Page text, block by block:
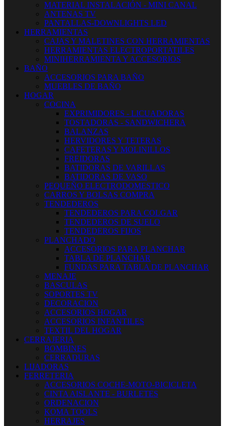
MATERIAL INSTALACIÓN - MINI CANAL
ANTENAS TV
PANTALLAS-DOWNLIGHTS LED
HERRAMIENTAS
CAJAS Y MALETINES CON HERRAMIENTAS
HERRAMIENTAS ELECTROPORTATILES
MINIHERRAMIENTA Y ACCESORIOS
BAÑO
ACCESORIOS PARA BAÑO
MUEBLES DE BAÑO
HOGAR
COCINA
EXPRIMIDORES - LICUADORAS
TOSTADORAS - SANDWICHERA
BALANZAS
HERVIDORES Y TETERAS
CAFETERAS Y MOLINILLOS
FREIDORAS
BATIDORAS DE VARILLAS
BATIDORAS DE VASO
PEQUEÑO ELECTRODOMESTICO
CARROS Y BOLSAS COMPRA
TENDEDEROS
TENDEDEROS PARA COLGAR
TENDEDEROS DE SUELO
TENDEDEROS FIJOS
PLANCHADO
ACCESORIOS PARA PLANCHAR
TABLA DE PLANCHAR
FUNDAS PARA TABLA DE PLANCHAR
MENAJE
BASCULAS
SOPORTES TV
DECORACION
ACCESORIOS HOGAR
ACCESORIOS INFANTILES
TEXTIL DEL HOGAR
CERRAJERIA
BOMBINES
CERRADURAS
LIJADORAS
FERRETERIA
ACCESORIOS COCHE-MOTO-BICICLETA
CINTA AISLANTE - BURLETES
ORDENACION
KOMA TOOLS
HERRAJES